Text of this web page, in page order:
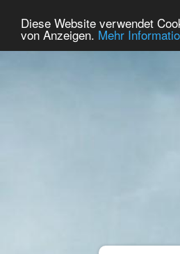
Diese Website verwendet
von Anzeigen. Mehr
Home